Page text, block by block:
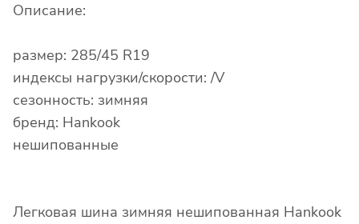
Описание:
размер: 285/45 R19
индексы нагрузки/скорости: /V
сезонность: зимняя
бренд: Hankook
нешипованные
Легковая шина зимняя нешипованная Hankook